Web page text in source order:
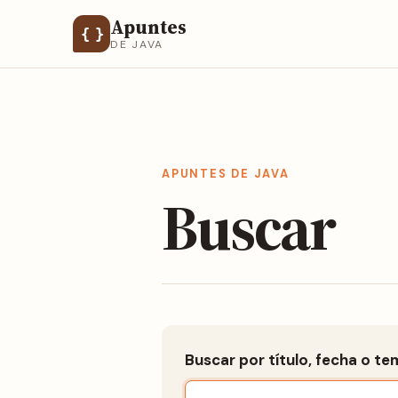
{ } Apuntes
DE JAVA
APUNTES DE JAVA
Buscar
Buscar por título, fecha o